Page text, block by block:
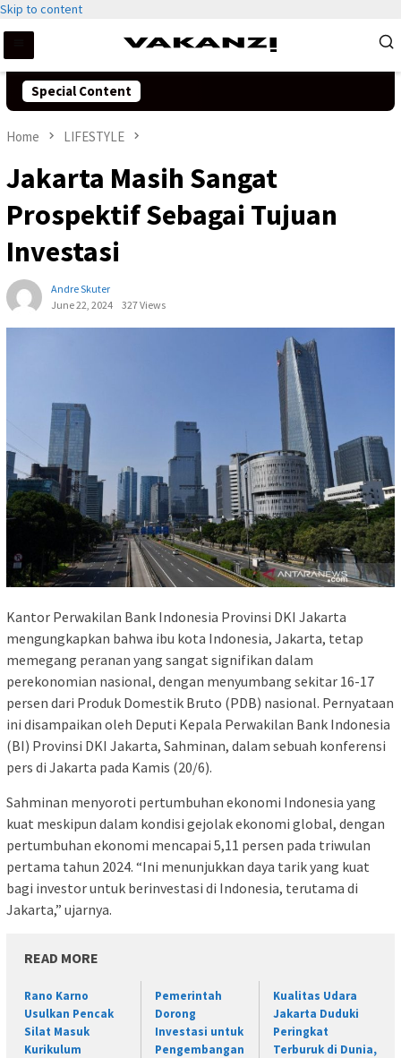
Skip to content
Special Content
Home LIFESTYLE
Jakarta Masih Sangat
Prospektif Sebagai Tujuan
Investasi
Andre Skuter
June 22, 2024
327 Views
Kantor Perwakilan Bank Indonesia Provinsi DKI Jakarta
mengungkapkan bahwa ibu kota Indonesia, Jakarta, tetap
memegang peranan yang sangat signifikan dalam
perekonomian nasional, dengan menyumbang sekitar 16-17
persen dari Produk Domestik Bruto (PDB) nasional. Pernyataan
ini disampaikan oleh Deputi Kepala Perwakilan Bank Indonesia
(BI) Provinsi DKI Jakarta, Sahminan, dalam sebuah konferensi
pers di Jakarta pada Kamis (20/6).
Sahminan menyoroti pertumbuhan ekonomi Indonesia yang
kuat meskipun dalam kondisi gejolak ekonomi global, dengan
pertumbuhan ekonomi mencapai 5,11 persen pada triwulan
pertama tahun 2024. “Ini menunjukkan daya tarik yang kuat
bagi investor untuk berinvestasi di Indonesia, terutama di
Jakarta,” ujarnya.
READ MORE
Rano Karno
Usulkan Pencak
Silat Masuk
Kurikulum
Pemerintah
Dorong
Investasi untuk
Pengembangan
Kualitas Udara
Jakarta Duduki
Peringkat
Terburuk di Dunia,